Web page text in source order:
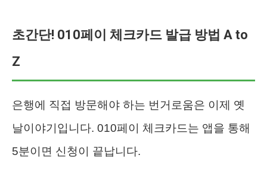
초간단! 010페이 체크카드 발급 방법 A to
Z
은행에 직접 방문해야 하는 번거로움은 이제 옛
날이야기입니다. 010페이 체크카드는 앱을 통해
5분이면 신청이 끝납니다.